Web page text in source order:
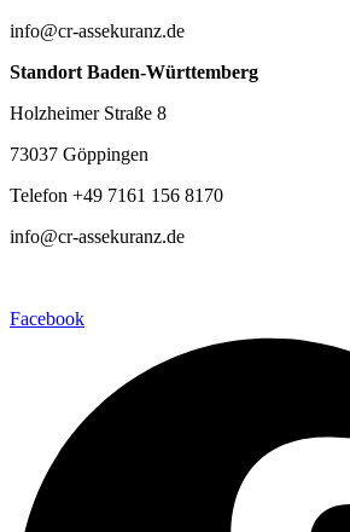
info@cr-assekuranz.de
Standort Baden-Württemberg
Holzheimer Straße 8
73037 Göppingen
Telefon +49 7161 156 8170
info@cr-assekuranz.de
Facebook